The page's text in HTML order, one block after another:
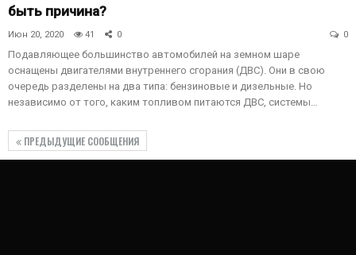
быть причина?
Июн 20, 2020 41 0 0
Подавляющее большинство автомобилей на земном шаре
оснащены двигателями внутреннего сгорания (ДВС). Они в свою
очередь разделены на два типа: бензиновые и дизельные. Но
независимо от того, каким топливом питаются ДВС, системы…
ПРЕДЫДУЩИЕ СООБЩЕНИЯ